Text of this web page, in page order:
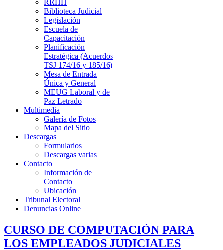
RRHH
Biblioteca Judicial
Legislación
Escuela de
Capacitación
Planificación
Estratégica (Acuerdos
TSJ 174/16 y 185/16)
Mesa de Entrada
Única y General
MEUG Laboral y de
Paz Letrado
Multimedia
Galería de Fotos
Mapa del Sitio
Descargas
Formularios
Descargas varias
Contacto
Información de
Contacto
Ubicación
Tribunal Electoral
Denuncias Online
CURSO DE COMPUTACIÓN PARA
LOS EMPLEADOS JUDICIALES